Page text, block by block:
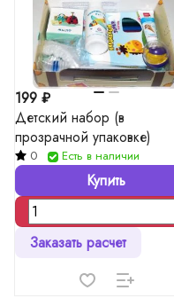
199 ₽
Детский набор (в
прозрачной упаковке)
0 Есть в наличии
Купить
Заказать расчет